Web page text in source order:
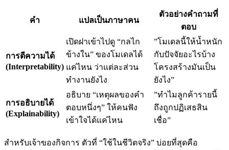
คำ แปลเป็นภาษาคน
ตัวอย่างคำถามที่
ตอบ
การตีความได้
(Interpretability)
เปิดฝาเข้าไปดู “กลไก
ข้างใน” ของโมเดลได้
แค่ไหน ว่าแต่ละส่วน
ทำงานยังไง
”โมเดลนี้ให้น้ำหนัก
กับปัจจัยอะไรบ้าง
โครงสร้างมันเป็น
ยังไง”
การอธิบายได้
(Explainability)
อธิบาย “เหตุผลของคำ
ตอบหนึ่งๆ” ให้คนฟัง
เข้าใจได้แค่ไหน
”ทำไมลูกค้ารายนี้
ถึงถูกปฏิเสธสิน
เชื่อ”
สำหรับเจ้าของกิจการ ตัวที่ “ใช้ในชีวิตจริง” บ่อยที่สุดคือ